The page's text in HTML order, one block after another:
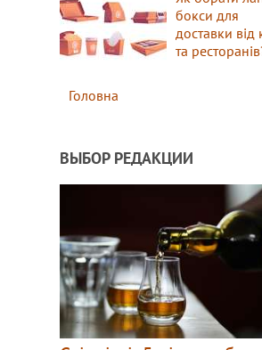
бокси для
доставки від
та
Головна
ВЫБОР РЕДАКЦИИ